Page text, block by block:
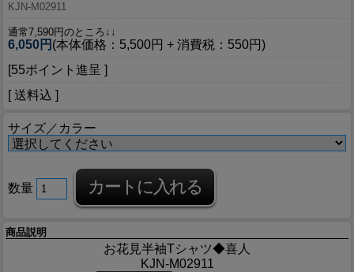
KJN-M02911
通常7,590円のところ↓↓
6,050円 (本体価格：5,500円 + 消費税：550円)
[55ポイント進呈 ]
[ 送料込 ]
サイズ／カラー
数量
商品説明
お花見半袖Tシャツ◆喜人
KJN-M02911